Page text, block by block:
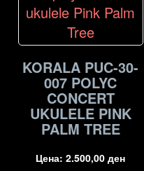
KORALA PUC-30-
007 POLYC
CONCERT
UKULELE PINK
PALM TREE
Цена:2.500,00ден